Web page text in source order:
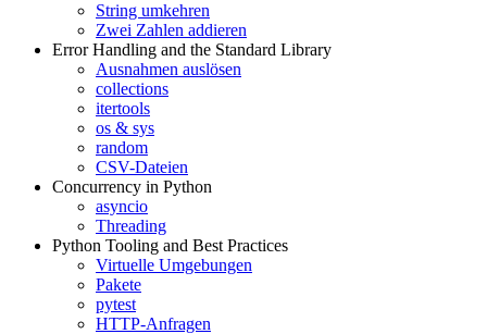
String umkehren
Zwei Zahlen addieren
Error Handling and the Standard Library
Ausnahmen auslösen
collections
itertools
os & sys
random
CSV-Dateien
Concurrency in Python
asyncio
Threading
Python Tooling and Best Practices
Virtuelle Umgebungen
Pakete
pytest
HTTP-Anfragen